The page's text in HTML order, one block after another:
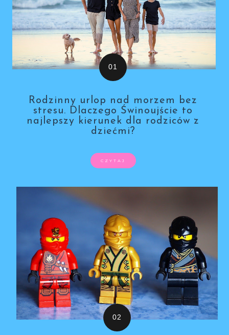
Rodzinny urlop nad morzem bez
stresu. Dlaczego Świnoujście to
najlepszy kierunek dla rodziców z
dziećmi?
CZYTAJ